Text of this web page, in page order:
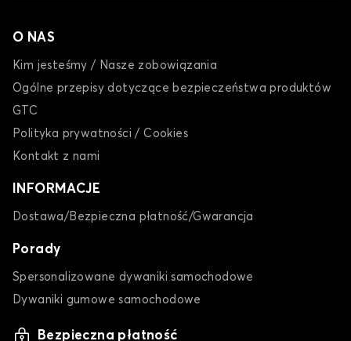
O NAS
Kim jesteśmy / Nasze zobowiązania
Ogólne przepisy dotyczące bezpieczeństwa produktów
GTC
Polityka prywatności / Cookies
Kontakt z nami
INFORMACJE
Dostawa/Bezpieczna płatność/Gwarancja
Porady
Spersonalizowane dywaniki samochodowe
Dywaniki gumowe samochodowe
Bezpieczna płatność